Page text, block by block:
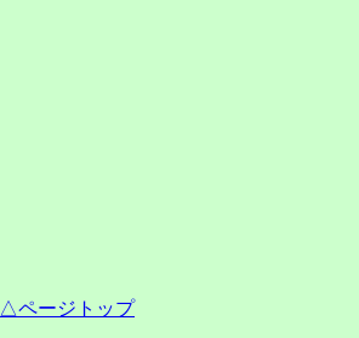
△ページトップ